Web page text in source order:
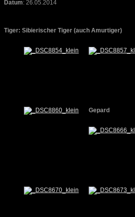
Datum: 26.05.2014
Tiger: Sibierischer Tiger (auch Amurtiger)
Gepard